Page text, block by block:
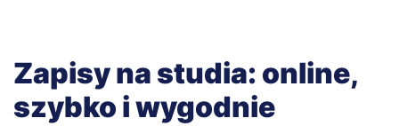
Zapisy na studia: online,
szybko i wygodnie